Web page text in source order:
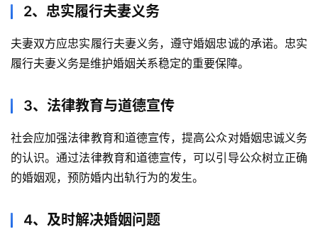
2、忠实履行夫妻义务
夫妻双方应忠实履行夫妻义务，遵守婚姻忠诚的承诺。忠实
履行夫妻义务是维护婚姻关系稳定的重要保障。
3、法律教育与道德宣传
社会应加强法律教育和道德宣传，提高公众对婚姻忠诚义务
的认识。通过法律教育和道德宣传，可以引导公众树立正确
的婚姻观，预防婚内出轨行为的发生。
4、及时解决婚姻问题